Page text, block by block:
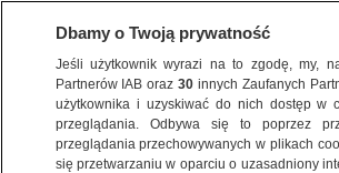
BIZNES
DLA SENIORA
Dbamy o Twoją prywatność
Jeśli użytkownik wyrazi na to zgodę, my,
Partnerów IAB oraz30 innych Zaufanych
użytkownika i uzyskiwać do nich dostęp w
przeglądania. Odbywa się to poprzez
przeglądania przechowywanych w plikach
się przetwarzaniu w oparciu o uzasadniony